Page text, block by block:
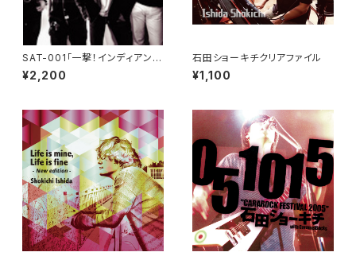
SAT-001「一撃！インディアンデ
スロック！！」村松ショータローと
ニューインディアンデスロック
¥2,200
石田ショーキチクリアファイル
¥1,100